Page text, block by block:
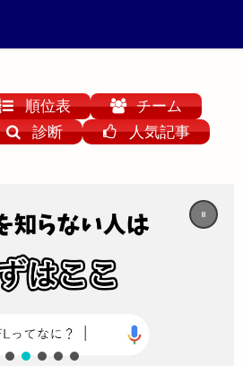
順位表
チーム
診断 人気記事